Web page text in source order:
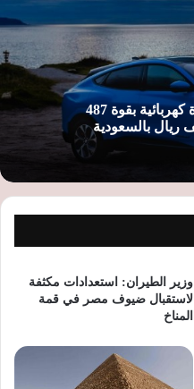
فورد موستنج ماك E.. سيارة كهربائية بقوة 487
وزير الطيران: استعدادات مكثفة
لاستقبال ضيوف مصر في قمة
المناخ